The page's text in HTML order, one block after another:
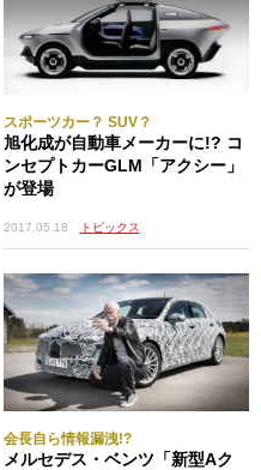
スポーツカー？ SUV？
旭化成が自動車メーカーに!? コ
ンセプトカーGLM「アクシー」
が登場
2017.05.18 トピックス
会長自ら情報漏洩!?
メルセデス・ベンツ「新型Aク